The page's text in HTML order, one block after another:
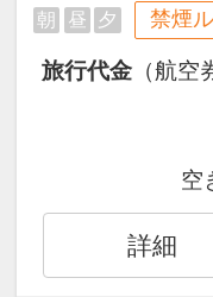
にも最適
旅行期間
泊・飛び
JALマイ
トマイル
朝 昼 夕 禁煙
旅行代金 （航
空
詳細